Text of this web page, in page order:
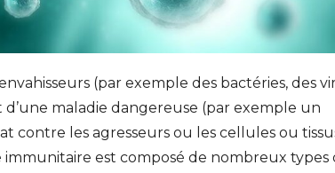
(par exemple des bactéries, des
maladie dangereuse (par exemple un
contre les agresseurs ou les cellules ou
immunitaire est composé de nombreux types